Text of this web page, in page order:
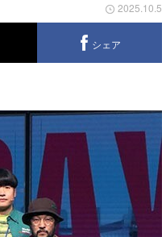
2025.10.5
シェア